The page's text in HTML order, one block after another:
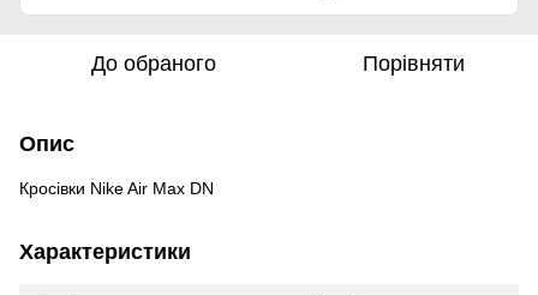
До обраного Порівняти
Опис
Кросівки Nike Air Max DN
Характеристики